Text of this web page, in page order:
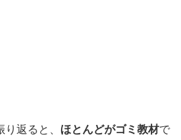
返ると、 ほとんどがゴミ教材で